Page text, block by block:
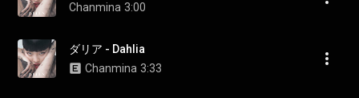
Chanmina 3:00
ダリア - Dahlia
Chanmina 3:33